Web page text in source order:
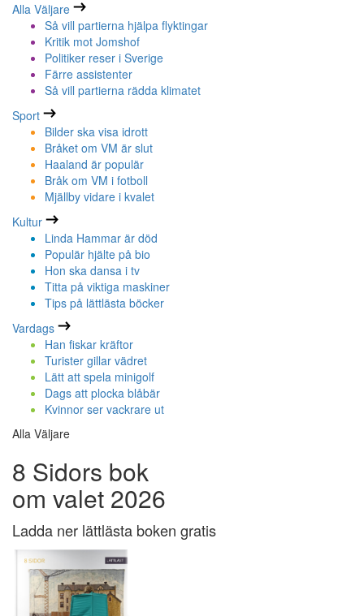
Alla Väljare
Så vill partierna hjälpa flyktingar
Kritik mot Jomshof
Politiker reser i Sverige
Färre assistenter
Så vill partierna rädda klimatet
Sport
Bilder ska visa idrott
Bråket om VM är slut
Haaland är populär
Bråk om VM i fotboll
Mjällby vidare i kvalet
Kultur
Linda Hammar är död
Populär hjälte på bio
Hon ska dansa i tv
Titta på viktiga maskiner
Tips på lättlästa böcker
Vardags
Han fiskar kräftor
Turister gillar vädret
Lätt att spela minigolf
Dags att plocka blåbär
Kvinnor ser vackrare ut
Alla Väljare
8 Sidors bok
om valet 2026
Ladda ner lättlästa boken gratis